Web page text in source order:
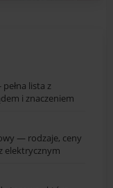
lista z
i znaczeniem
— rodzaje, ceny
elektrycznym